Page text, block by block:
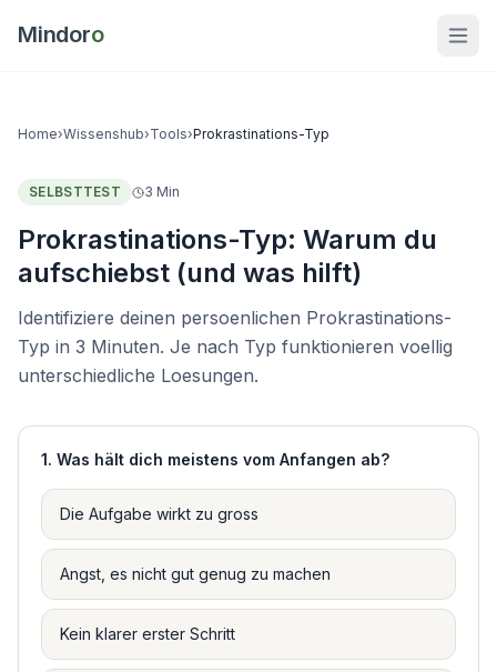
Mindoro
Home›Wissenshub›Tools›Prokrastinations-Typ
SELBSTTEST 3 Min
Prokrastinations-Typ: Warum du
aufschiebst (und was hilft)
Identifiziere deinen persoenlichen Prokrastinations-
Typ in 3 Minuten. Je nach Typ funktionieren voellig
unterschiedliche Loesungen.
1. Was hält dich meistens vom Anfangen ab?
Die Aufgabe wirkt zu gross
Angst, es nicht gut genug zu machen
Kein klarer erster Schritt